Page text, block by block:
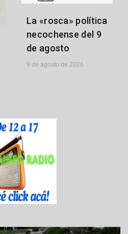
La «rosca» política
necochense del 9
de agosto
9 de agosto de 2026